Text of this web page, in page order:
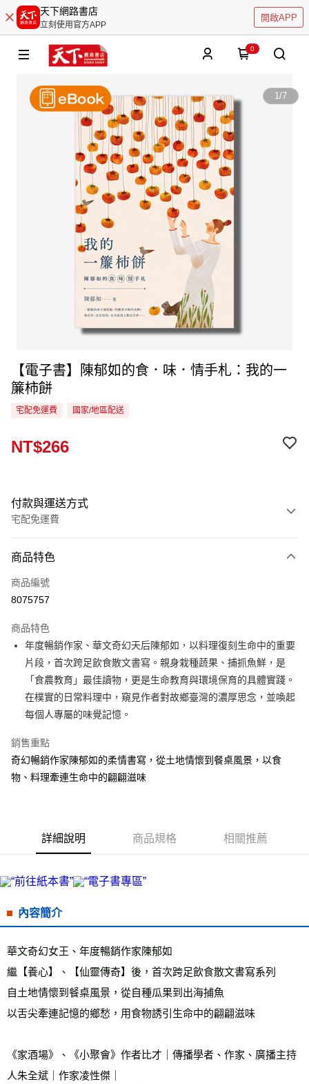
天下網路書店
立刻使用官方APP
開啟APP
0
1/7
【電子書】陳郁如的食．味．情手札：我的一
簾柿餅
宅配免運費 國家/地區配送
NT$266
付款與運送方式
宅配免運費
信用卡一次付款
LINE Pay
街口支付
悠遊付
ATM付款
宅配
每筆NT$70，滿NT$799(含以上)免運費
數位商品離島免運
免運費
離島宅配
海外叢書運費 查看運費
雜誌海外運費
數位商品海外免運 查看運費
商品特色
商品編號
8075757
商品特色
年度暢銷作家、華文奇幻天后陳郁如，以料理復刻生命中的重要
片段，首次跨足飲食散文書寫。親身栽種蔬果、捕抓魚鮮，是
「食農教育」最佳讀物，更是生命教育與環境保育的具體實踐。
在樸實的日常料理中，窺見作者對故鄉臺灣的濃厚思念，並喚起
每個人專屬的味覺記憶。
銷售重點
奇幻暢銷作家陳郁如的柔情書寫，從土地情懷到餐桌風景，以食
物、料理牽連生命中的翩翩滋味
詳細說明 商品規格 相關推薦
內容簡介
華文奇幻女王、年度暢銷作家陳郁如
繼【養心】、【仙靈傳奇】後，首次跨足飲食散文書寫系列
自土地情懷到餐桌風景，從自種瓜果到出海捕魚
以舌尖牽連記憶的鄉愁，用食物誘引生命中的翩翩滋味
《家酒場》、《小聚會》作者比才｜傳播學者、作家、廣播主持
人朱全斌｜作家凌性傑｜